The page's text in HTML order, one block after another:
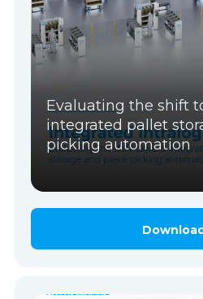
Evaluating the shift
integrated pallet
picking automation